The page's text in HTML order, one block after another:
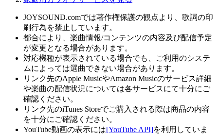
JOYSOUND.comでは著作権保護の観点より、歌詞の印
刷行為を禁止しています。
都合により、楽曲情報/コンテンツの内容及び配信予定
が変更となる場合があります。
対応機種が表示されている場合でも、ご利用のシステ
ムによっては選曲できない場合があります。
リンク先のApple MusicやAmazon Musicのサービス詳細
や楽曲の配信状況については各サービスにて十分にご
確認ください。
リンク先のiTunes Storeでご購入される際は商品の内容
を十分にご確認ください。
YouTube動画の表示には[YouTube API]を利用していま